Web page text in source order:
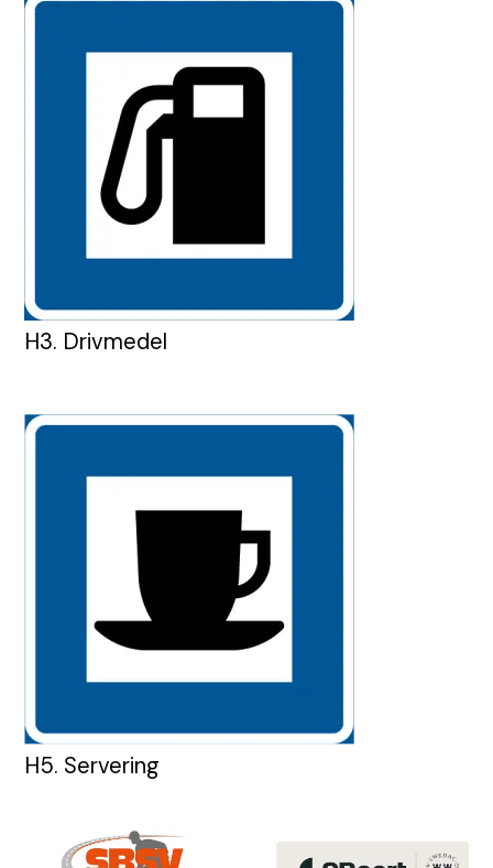
H3. Drivmedel
H5. Servering